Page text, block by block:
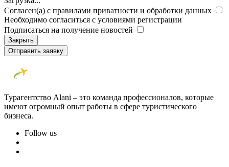
Согласен(а) с правилами приватности и обработки данных
Необходимо согласиться с условиями регистрации
Подписаться на получение новостей
Закрыть
Отправить заявку
Турагентство Alani – это команда профессионалов, которые
имеют огромный опыт работы в сфере туристического
бизнеса.
Follow us